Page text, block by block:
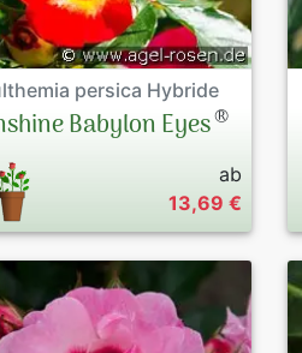
persica Hybride
Babylon Eyes®
ab
13,69 €